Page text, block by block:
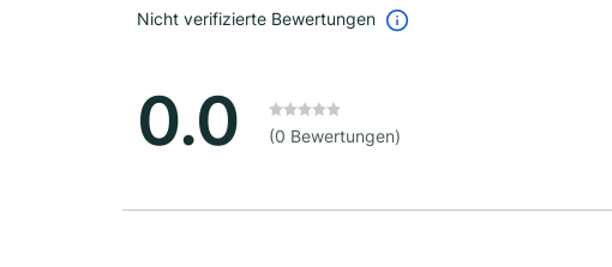
Nicht verifizierte Bewertungen
0.0 (0 Bewertungen)